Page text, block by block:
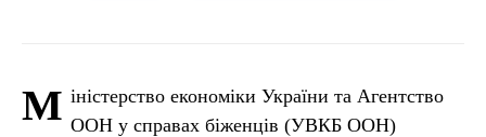
М іністерство економіки України та Агентство
ООН у справах біженців (УВКБ ООН)